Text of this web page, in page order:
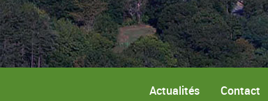
Actualités Contact